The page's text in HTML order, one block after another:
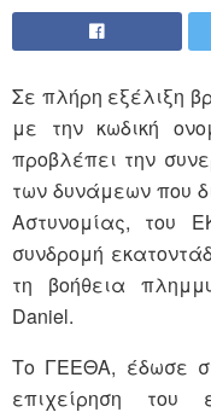
Σε πλήρη εξέλιξη
με την κωδική
προβλέπει την
των δυνάμεων που
Αστυνομίας, του
συνδρομή
τη βοήθεια
Daniel.
Το ΓΕΕΘΑ, έδωσε
επιχείρηση του